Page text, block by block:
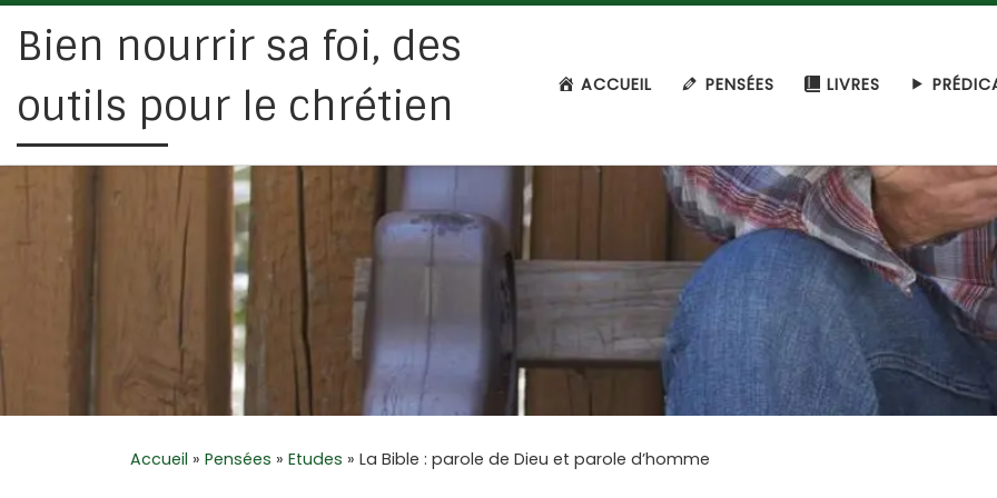
Passer au contenu
Bien nourrir sa foi, des
outils pour le chrétien
ACCUEIL PENSÉES LIVRES
Accueil » Pensées » Etudes » La Bible : parole de Dieu et parole d’homme